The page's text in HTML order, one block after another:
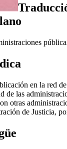
en la red
de las
otras
de Justicia,